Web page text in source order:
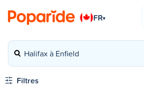
FR▾
Halifax à Enfield
Filtres